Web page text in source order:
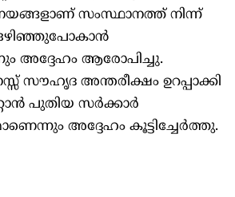
സംസ്ഥാനത്ത് നിന്ന്
അദ്ദേഹം ആരോപിച്ചു.
സൗഹൃദ അന്തരീക്ഷം ഉറപ്പാക്കി
പുതിയ സര്‍ക്കാര്‍
അദ്ദേഹം കൂട്ടിച്ചേര്‍ത്തു.